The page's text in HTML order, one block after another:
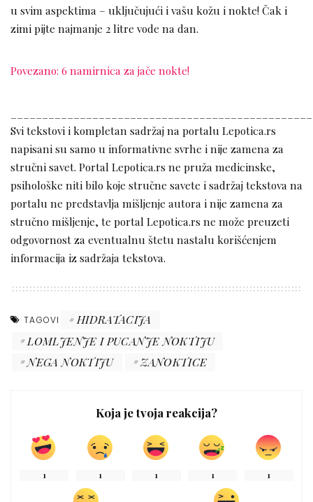
u svim aspektima – uključujući i vašu kožu i nokte! Čak i
zimi pijte najmanje 2 litre vode na dan.
Povezano: 6 namirnica za jače nokte!
Svi tekstovi i kompletan sadržaj na portalu Lepotica.rs
napisani su samo u informativne svrhe i nije zamena za
stručni savet. Portal Lepotica.rs ne pruža medicinske,
psihološke niti bilo koje stručne savete i sadržaj tekstova na
portalu ne predstavlja mišljenje autora i nije zamena za
stručno mišljenje, te portal Lepotica.rs ne može preuzeti
odgovornost za eventualnu štetu nastalu korišćenjem
informacija iz sadržaja tekstova.
TAGOVI
HIDRATACIJA
LOMLJENJE I PUCANJE NOKTIJU
NEGA NOKTIJU
ZANOKTICE
Koja je tvoja reakcija?
1 1 1 1 1